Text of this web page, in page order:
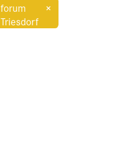
forum
Triesdorf
×